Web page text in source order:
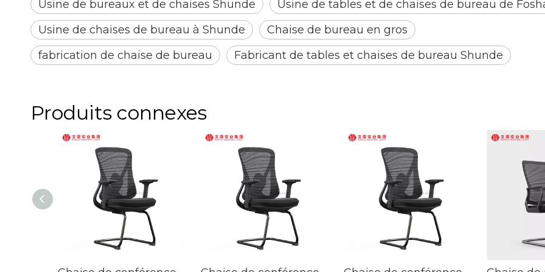
Usine de bureaux et de chaises Shunde
Usine de tables et de chaises de bureau de
Usine de chaises de bureau à Shunde
Chaise de bureau en gros
fabrication de chaise de bureau
Fabricant de tables et chaises de bureau Shunde
Produits connexes